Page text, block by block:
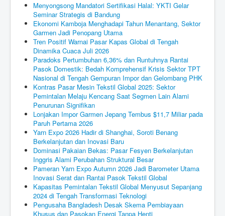
Menyongsong Mandatori Sertifikasi Halal: YKTI Gelar
Seminar Strategis di Bandung
Ekonomi Kamboja Menghadapi Tahun Menantang, Sektor
Garmen Jadi Penopang Utama
Tren Positif Warnai Pasar Kapas Global di Tengah
Dinamika Cuaca Juli 2026
Paradoks Pertumbuhan 6,36% dan Runtuhnya Rantai
Pasok Domestik: Bedah Komprehensif Krisis Sektor TPT
Nasional di Tengah Gempuran Impor dan Gelombang PHK
Kontras Pasar Mesin Tekstil Global 2025: Sektor
Pemintalan Melaju Kencang Saat Segmen Lain Alami
Penurunan Signifikan
Lonjakan Impor Garmen Jepang Tembus $11,7 Miliar pada
Paruh Pertama 2026
Yarn Expo 2026 Hadir di Shanghai, Soroti Benang
Berkelanjutan dan Inovasi Baru
Dominasi Pakaian Bekas: Pasar Fesyen Berkelanjutan
Inggris Alami Perubahan Struktural Besar
Pameran Yarn Expo Autumn 2026 Jadi Barometer Utama
Inovasi Serat dan Rantai Pasok Tekstil Global
Kapasitas Pemintalan Tekstil Global Menyusut Sepanjang
2024 di Tengah Transformasi Teknologi
Pengusaha Bangladesh Desak Skema Pembiayaan
Khusus dan Pasokan Energi Tanpa Henti